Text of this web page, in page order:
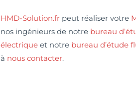
HMD-Solution.fr peut réaliser votre
nos ingénieurs de notre bureau
électrique et notre bureau d’étude
à nous contacter.